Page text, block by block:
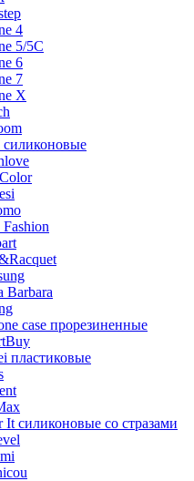
4
5/5С
6
7
X
Barbara
case прорезиненные
пластиковые
силиконовые со стразами